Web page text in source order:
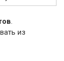
из